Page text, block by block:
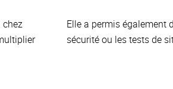
chez
Elle a permis également
sécurité ou les tests de